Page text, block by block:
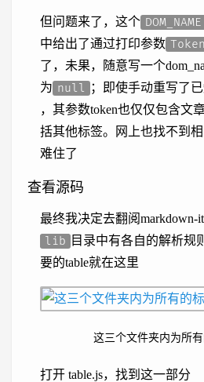
但问题来了，这个 DOM_NAME
中给出了通过打印参数 Token
了，未果，随意写一个
为 null ；即使手动重写了
，其参数token也仅仅包含文
括其他标签。网上也找不到
难住了
查看源码
最终我决定去翻阅markdown-
lib 目录中有各自的解析规
要的table就在这里
这三个文件夹内为所
打开 table.js，找到这一部分